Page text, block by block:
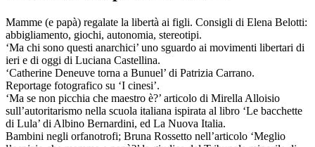
Mamme (e papà) regalate la libertà ai figli. Consigli di Elena Belotti:
abbigliamento, giochi, autonomia, stereotipi.
‘Ma chi sono questi anarchici’ uno sguardo ai movimenti libertari di
ieri e di oggi di Luciana Castellina.
‘Catherine Deneuve torna a Bunuel’ di Patrizia Carrano.
Reportage fotografico su ‘I cinesi’.
‘Ma se non picchia che maestro è?’ articolo di Mirella Alloisio
sull’autoritarismo nella scuola italiana ispirata al libro ‘Le bacchette
di Lula’ di Albino Bernardini, ed La Nuova Italia.
Bambini negli orfanotrofi; Bruna Rossetto nell’articolo ‘Meglio